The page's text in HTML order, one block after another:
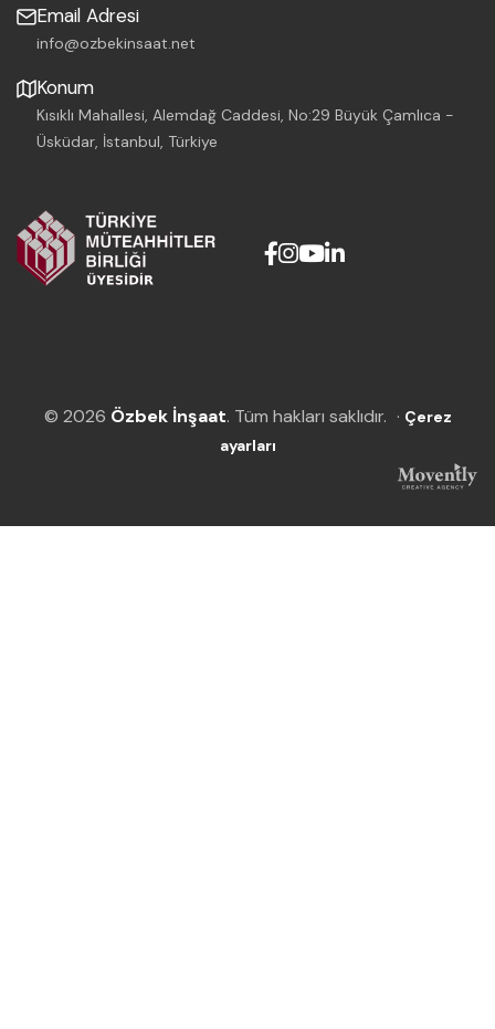
Email Adresi
info@ozbekinsaat.net
Konum
Kısıklı Mahallesi, Alemdağ Caddesi, No:29 Büyük Çamlıca -
Üsküdar, İstanbul, Türkiye
© 2026 Özbek İnşaat. Tüm hakları saklıdır. · Çerez
ayarları